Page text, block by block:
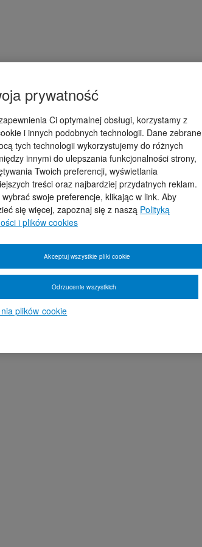
prywatność
Ci optymalnej obsługi, korzystamy z
i innych podobnych technologii. Dane zebrane
tych technologii wykorzystujemy do różnych
innymi do ulepszania funkcjonalności strony,
Twoich preferencji, wyświetlania
treści oraz najbardziej przydatnych reklam.
wybrać swoje preferencje, klikając w link. Aby
się więcej, zapoznaj się z naszą Polityką
i plików cookies
plików cookie
Odrzucenie wszystkich
Akceptuj wszystkie pliki cookie